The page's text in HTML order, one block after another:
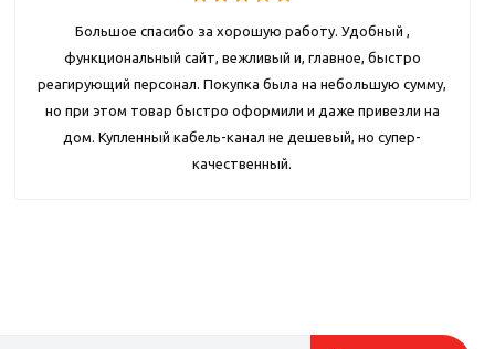
Большое спасибо за хорошую работу. Удобный ,
функциональный сайт, вежливый и, главное, быстро
реагирующий персонал. Покупка была на небольшую сумму,
но при этом товар быстро оформили и даже привезли на
дом. Купленный кабель-канал не дешевый, но супер-
качественный.